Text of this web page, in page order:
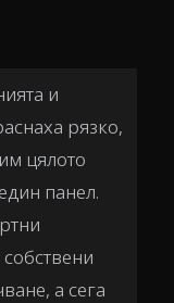
и
рязко,
цялото
панел.
а сега